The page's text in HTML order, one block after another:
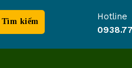
Hotline